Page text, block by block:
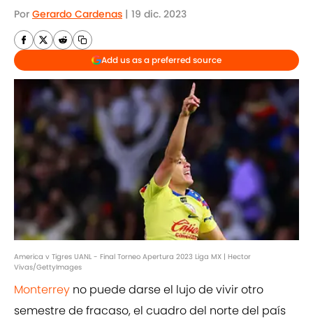
Por Gerardo Cardenas | 19 dic. 2023
Add us as a preferred source
America v Tigres UANL - Final Torneo Apertura 2023 Liga MX | Hector
Vivas/GettyImages
Monterrey no puede darse el lujo de vivir otro
semestre de fracaso, el cuadro del norte del país